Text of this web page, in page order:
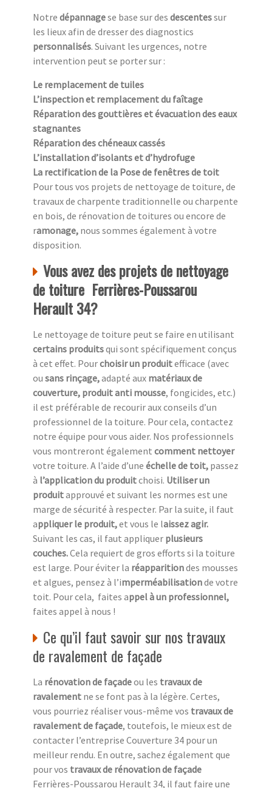
Notre dépannagese base sur des descentessur
les lieux afin de dresser des diagnostics
personnalisés. Suivant les urgences, notre
intervention peut se porter sur :
Le remplacement de tuiles
L’inspection et remplacement du faîtage
Réparation des gouttières et évacuation des eaux
stagnantes
Réparation des chéneaux cassés
L’installation d’isolants et d’hydrofuge
La rectification de la Pose de fenêtres de toit
Pour tous vos projets de nettoyage de toiture, de
travaux de charpente traditionnelle ou charpente
en bois, de rénovation de toitures ou encore de
ramonage, nous sommes également à votre
disposition.
Vous avez des projets de nettoyage
de toiture Ferrières-Poussarou
Herault 34?
Le nettoyage de toiture peut se faire en utilisant
certains produitsqui sont spécifiquement conçus
à cet effet. Pourchoisir un produitefficace (avec
ou sans rinçage,adapté aux matériaux de
couverture, produit anti mousse, fongicides, etc.)
il est préférable de recourir aux conseils d’un
professionnel de la toiture. Pour cela, contactez
notre équipe pour vous aider. Nos professionnels
vous montreront également comment nettoyer
votre toiture. A l’aide d’une échelle de toit, passez
à l’application du produitchoisi. Utiliser un
produitapprouvé et suivant les normes est une
marge de sécurité à respecter. Par la suite, il faut
appliquer le produit,et vous le laissez agir.
Suivant les cas, il faut appliquer plusieurs
couches.Cela requiert de gros efforts si la toiture
est large. Pour éviter la réapparitiondes mousses
et algues, pensez à l’imperméabilisationde votre
toit. Pour cela, faites appel à un professionnel,
faites appel à nous !
Ce qu’il faut savoir sur nos travaux
de ravalement de façade
La rénovation de façadeou les travaux de
ravalement ne se font pas à la légère. Certes,
vous pourriez réaliser vous-même vos travaux de
ravalement de façade, toutefois, le mieux est de
contacter l’entreprise Couverture 34 pour un
meilleur rendu. En outre, sachez également que
pour vos travaux de rénovation de façade
Ferrières-Poussarou Herault 34, il faut faire une